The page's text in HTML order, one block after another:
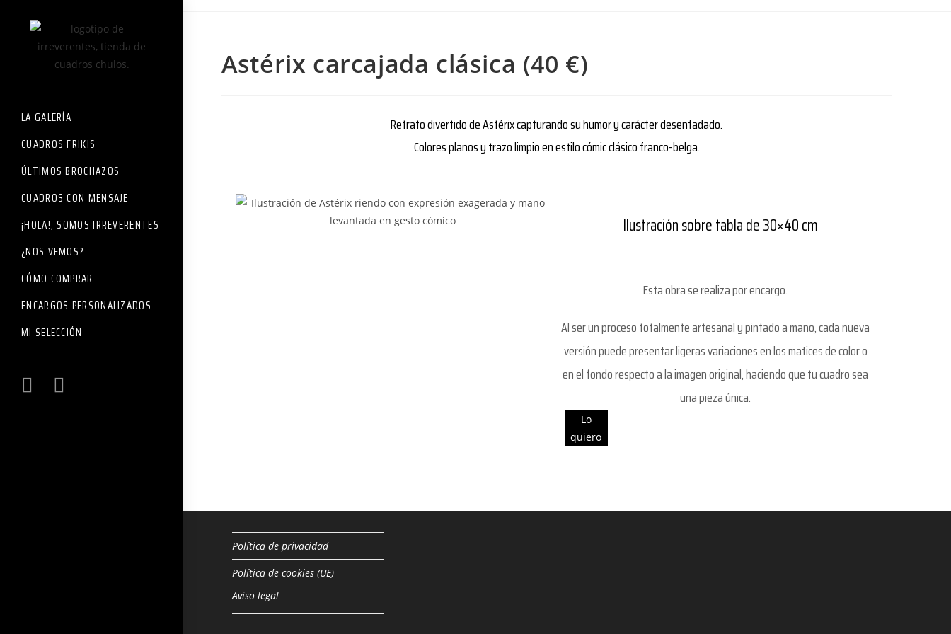
LA GALERÍA
CUADROS FRIKIS
ÚLTIMOS BROCHAZOS
CUADROS CON MENSAJE
¡HOLA!, SOMOS IRREVERENTES
¿NOS VEMOS?
CÓMO COMPRAR
ENCARGOS PERSONALIZADOS
MI SELECCIÓN
Astérix carcajada clásica (40 €)
Retrato divertido de Astérix capturando su humor y carácter desenfadado.
Colores planos y trazo limpio en estilo cómic clásico franco-belga.
Ilustración sobre tabla de 30×40 cm
Esta obra se realiza por encargo.
Al ser un proceso totalmente artesanal y pintado a mano, cada nueva
versión puede presentar ligeras variaciones en los matices de color o
en el fondo respecto a la imagen original, haciendo que tu cuadro sea
una pieza única.
Lo
quiero
Política de privacidad
Política de cookies (UE)
Aviso legal